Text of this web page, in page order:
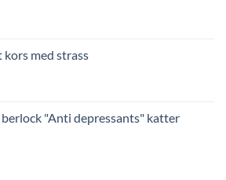
kors med strass
berlock "Anti depressants" katter